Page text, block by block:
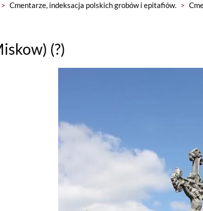
> Cmentarze, indeksacja polskich grobów i epitafiów. >
(?)